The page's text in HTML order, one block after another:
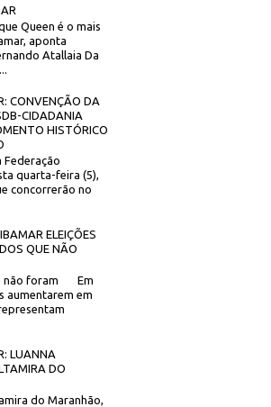
Queen é o mais
aponta
Atallaia Da
CONVENÇÃO DA
CIDADANIA
HISTÓRICO
Federação
quarta-feira (5),
concorrerão no
ELEIÇÕES
QUE NÃO
não foram Em
aumentarem em
LUANNA
DO
do Maranhão,